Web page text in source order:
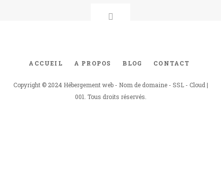
Footer
menu
ACCUEIL A PROPOS BLOG CONTACT
Copyright © 2024 Hébergement web - Nom de domaine - SSL - Cloud |
001. Tous droits réservés.